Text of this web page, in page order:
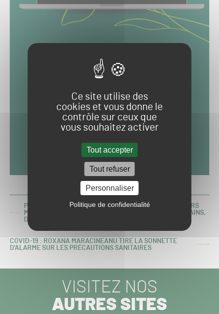
Ce site utilise des
cookies et vous donne le
contrôle sur ceux que
vous souhaitez activer
Tout accepter
Tout refuser
Personnaliser
Politique de confidentialité
ARTICLE
PRÉCÉDENT :
PIERRE HABOURDIN : "ON NOUS QUALIFIE DE JARDINIERS
MAIS NOUS SOMMES DES TECHNICIENS, ET POUR CERTAINS,
DES INGÉNIEURS"
ARTICLE
COVID-19 : ROXANA MARACINEANU TIRE LA SONNETTE
D'ALARME SUR LES PRÉCAUTIONS SANITAIRES
VISITEZ NOS
AUTRES SITES